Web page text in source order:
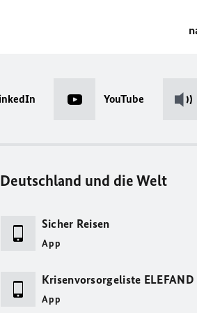
YouTube
Deutschland und die Welt
Sicher Reisen
App
Krisenvorsorgeliste ELEFAND
App